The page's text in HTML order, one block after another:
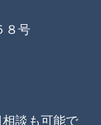
８号
談も可能で